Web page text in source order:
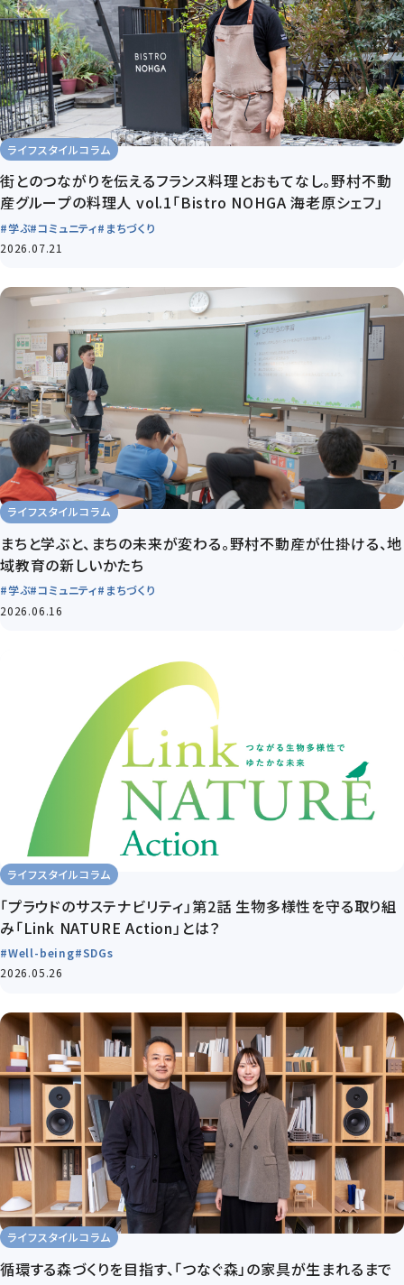
ライフスタイルコラム
街とのつながりを伝えるフランス料理とおもてなし。野村不動
産グループの料理人 vol.1「Bistro NOHGA 海老原シェフ」
#学ぶ#コミュニティ#まちづくり
2026.07.21
ライフスタイルコラム
まちと学ぶと、まちの未来が変わる。野村不動産が仕掛ける、地
域教育の新しいかたち
#学ぶ#コミュニティ#まちづくり
2026.06.16
ライフスタイルコラム
「プラウドのサステナビリティ」第2話 生物多様性を守る取り組
み「Link NATURE Action」とは？
#Well-being#SDGs
2026.05.26
ライフスタイルコラム
循環する森づくりを目指す、「つなぐ森」の家具が生まれるまで